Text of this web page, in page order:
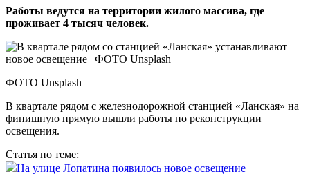
Работы ведутся на территории жилого массива, где
проживает 4 тысяч человек.
ФОТО Unsplash
В квартале рядом с железнодорожной станцией «Ланская» на
финишную прямую вышли работы по реконструкции
освещения.
Статья по теме:
На улице Лопатина появилось новое освещение